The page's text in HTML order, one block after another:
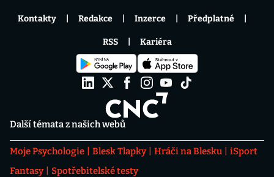
Další témata z našich webů
Moje Psychologie Blesk Tlapky Hráči na Blesku
iSport
Fantasy
Spotřebitelské testy
Kontakty Redakce Inzerce Předplatné
RSS Kariéra